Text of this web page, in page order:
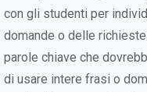
con gli studenti per
domande o delle
parole chiave che
di usare intere frasi o